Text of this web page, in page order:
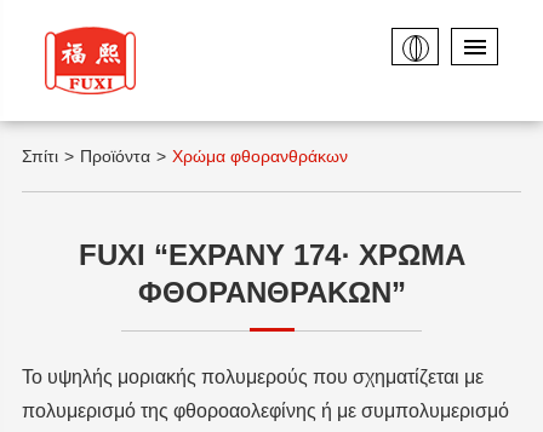
Σπίτι Προϊόντα Χρώμα φθορανθράκων
FUXI “EXPANY 174· ΧΡΏΜΑ
ΦΘΟΡΑΝΘΡΆΚΩΝ”
Το υψηλής μοριακής πολυμερούς που σχηματίζεται με
πολυμερισμό της φθοροαολεφίνης ή με συμπολυμερισμό